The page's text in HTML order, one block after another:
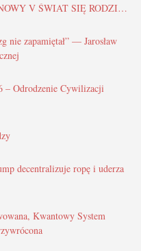
V ŚWIAT SIĘ RODZI…
nie zapamiętał” — Jarosław
– Odrodzenie Cywilizacji
decentralizuje ropę i uderza
Kwantowy System